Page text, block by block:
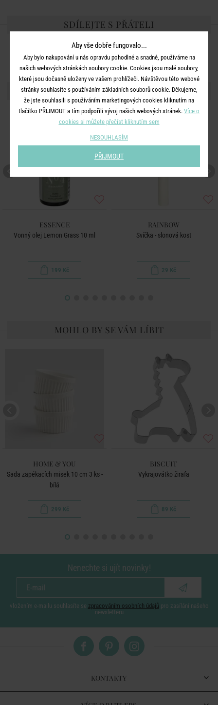
SDÍLEJTE S PŘÁTELI
DALŠÍ PRODUKTY ZE SÉRIE
ESSENCE
Vonný olej Lemon Grass 10 ml
199 Kč
RAINBOW
Svíčka - slonová kost
29 Kč
MOHLO BY SE VÁM LÍBIT
HOME & YOU
Sada zapékacích misek 10 cm 3 ks -
bílá
299 Kč
BISCUIT
Vykrajovátko žirafa
89 Kč
Nenechte si ujít novinky!
vložením e-mailu souhlasíte se zpracováním osobních údajů pro zasílání našeho
newsletteru
KONTAKTY
Aby vše dobře fungovalo...
Aby bylo nakupování u nás opravdu pohodlné a snadné, používáme na
našich webových stránkách soubory cookie. Cookies jsou malé soubory,
které jsou dočasně uloženy ve vašem prohlížeči. Návštěvou této webové
stránky souhlasíte s používáním základních souborů cookie. Děkujeme,
že jste souhlasili s používáním marketingových cookies kliknutím na
tlačítko PŘIJMOUT a tím podpořili vývoj našich webových stránek. Více o
cookies si můžete přečíst kliknutím sem
NESOUHLASÍM
PŘIJMOUT